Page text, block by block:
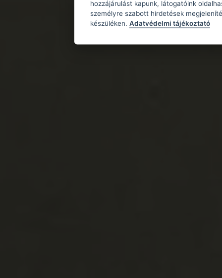
hozzájárulást kapunk, látogatóink
személyre szabott hirdetések
készüléken. Adatvédelmi tájékoztató